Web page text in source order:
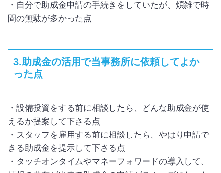
・自分で助成金申請の手続きをしていたが、煩雑で時
間の無駄が多かった点
3.助成金の活用で当事務所に依頼してよか
った点
・設備投資をする前に相談したら、どんな助成金が使
えるか提案して下さる点
・スタッフを雇用する前に相談したら、やはり申請で
きる助成金を提示して下さる点
・タッチオンタイムやマネーフォワードの導入して、